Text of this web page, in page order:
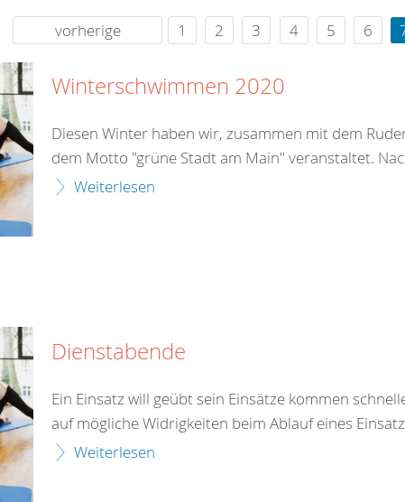
rund um die Uhr
vorherige
1 2 3 4 5 6
Winterschwimmen 2020
Diesen Winter haben wir, zusammen mit dem
dem Motto "grüne Stadt am Main" veranstaltet.
Weiterlesen
Dienstabende
Ein Einsatz will geübt sein Einsätze kommen
auf mögliche Widrigkeiten beim Ablauf eines
Weiterlesen